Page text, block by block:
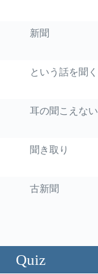
新聞
という話を聞く
耳の聞こえない
聞き取り
古新聞
Quiz